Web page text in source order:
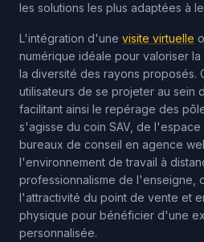
les solutions les plus adaptées à
L'intégration d'une visite virtuelle
numérique idéale pour valoriser
la diversité des rayons proposés.
utilisateurs de se projeter au sein
facilitant ainsi le repérage des
s'agisse du coin SAV, de
bureaux de conseil en agence
l'environnement de travail à
professionnalisme de l'enseigne,
l'attractivité du point de vente et
physique pour bénéficier d'une
personnalisée.